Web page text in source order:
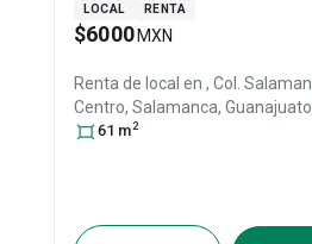
LOCAL RENTA
$6000 MXN
Renta de local en , Col.
Centro, Salamanca, Guanajuato
C.P. 36700
61 m2